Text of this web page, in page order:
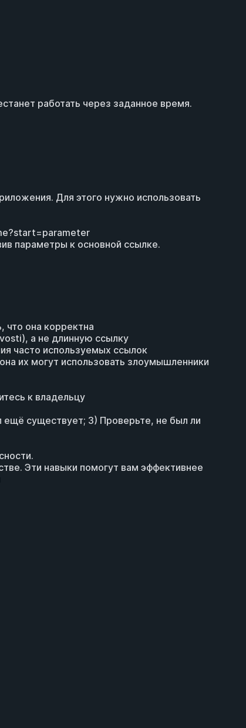
работать через заданное время.
Для этого нужно использовать
параметры к основной ссылке.
что она корректна
а не длинную ссылку
часто используемых ссылок
их могут использовать злоумышленники
к владельцу
ещё существует; 3) Проверьте, не был ли
Эти навыки помогут вам эффективнее